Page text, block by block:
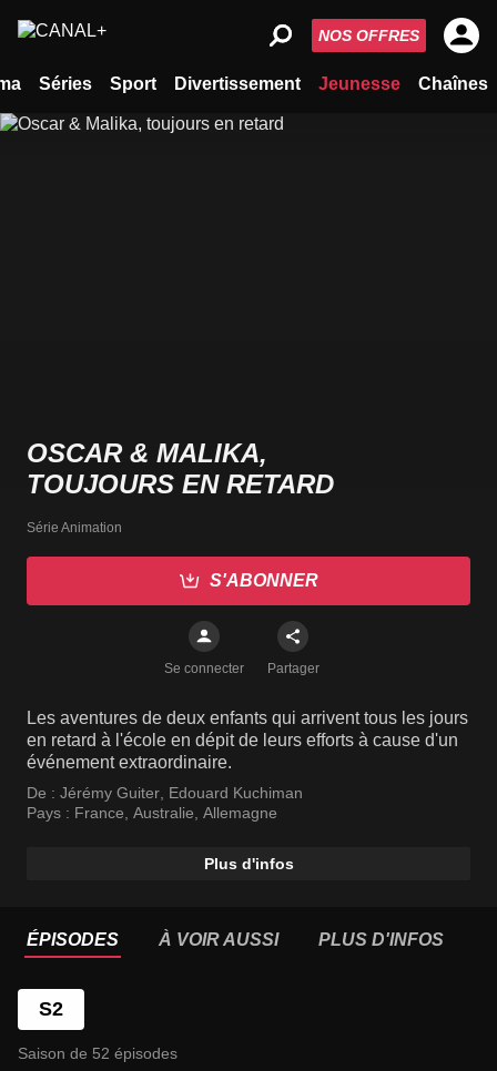
Séries Sport Divertissement Jeunesse Chaînes
NOS OFFRES
OSCAR & MALIKA,
TOUJOURS EN RETARD
Série Animation
S'ABONNER
Se connecter Partager
Les aventures de deux enfants qui arrivent tous les jours
en retard à l'école en dépit de leurs efforts à cause d'un
événement extraordinaire.
De : Jérémy Guiter Edouard Kuchiman
Pays : France Australie Allemagne
Plus d'infos
ÉPISODES À VOIR AUSSI PLUS D'INFOS
S2
Saison de 52 épisodes